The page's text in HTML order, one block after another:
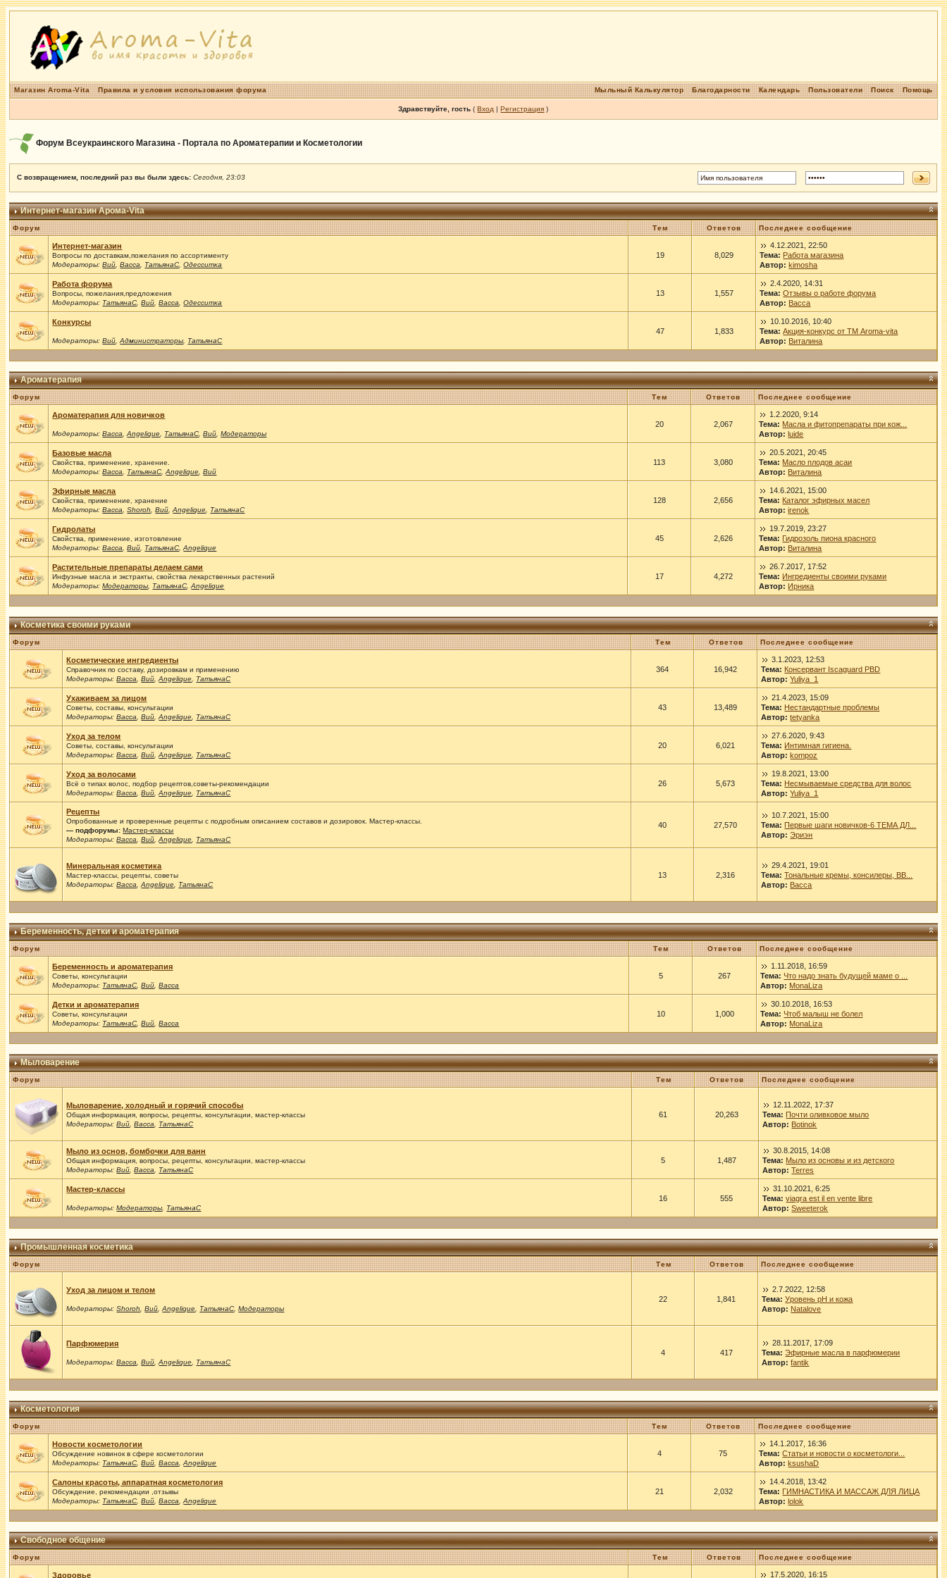
Магазин Aroma-Vita Правила и условия использования форума Помощь
Поиск
Пользователи
Календарь
Благодарности
Мыльный Калькулятор
Здравствуйте, гость (Вход |Регистрация )
Форум Всеукраинского Магазина - Портала по Ароматерапии и Косметологии
С возвращением, последний раз вы были здесь:Сегодня, 23:03
Интернет-магазин Арома-Vita
Форум Тем Ответов Последнее сообщение
Интернет-магазин
Вопросы по доставкам,пожелания по ассортименту
Модераторы:Вий ,Васса ТатьянаС ,Одесситка
19 8,029
4.12.2021, 22:50
Тема: Работа магазина
Автор: kimosha
Работа форума
Вопросы, пожелания,предложения
Модераторы: ТатьянаС ,Вий ,Васса ,Одесситка
13 1,557
2.4.2020, 14:31
Тема: Отзывы о работе форума
Автор: Васса
Конкурсы
Модераторы:Вий ,Администраторы ТатьянаС
47 1,833
10.10.2016, 10:40
Тема: Акция-конкурс от ТМ Aroma-vita
Автор: Виталина
Ароматерапия
Форум Тем Ответов Последнее сообщение
Ароматерапия для новичков
Модераторы:Васса ,Angelique ТатьянаС ,Вий ,Модераторы
20 2,067
1.2.2020, 9:14
Тема: Масла и фитопрепараты при кож...
Автор: luide
Базовые масла
Свойства, применение, хранение.
Модераторы:Васса ТатьянаС ,Angelique ,Вий
113 3,080
20.5.2021, 20:45
Тема: Масло плодов асаи
Автор: Виталина
Эфирные масла
Свойства, применение, хранение
Модераторы:Васса ,Shoroh ,Вий ,Angelique ТатьянаС
128 2,656
14.6.2021, 15:00
Тема: Каталог эфирных масел
Автор: irenok
Гидролаты
Свойства, применение, изготовление
Модераторы:Васса ,Вий ТатьянаС ,Angelique
45 2,626
19.7.2019, 23:27
Тема: Гидрозоль пиона красного
Автор: Виталина
Растительные препараты делаем сами
Инфузные масла и экстракты, свойства лекарственных растений
Модераторы:Модераторы ТатьянаС ,Angelique
17 4,272
26.7.2017, 17:52
Тема: Ингредиенты своими руками
Автор: Ирника
Косметика своими руками
Форум Тем Ответов Последнее сообщение
Косметические ингредиенты
Справочник по составу, дозировкам и применению
Модераторы:Васса ,Вий ,Angelique ТатьянаС
364 16,942
3.1.2023, 12:53
Тема: Консервант Iscaguard PBD
Автор: Yuliya_1
Ухаживаем за лицом
Советы, составы, консультации
Модераторы:Васса ,Вий ,Angelique ТатьянаС
43 13,489
21.4.2023, 15:09
Тема: Нестандартные проблемы
Автор: tetyanka
Уход за телом
Советы, составы, консультации
Модераторы:Васса ,Вий ,Angelique ТатьянаС
20 6,021
27.6.2020, 9:43
Тема: Интимная гигиена.
Автор: kompoz
Уход за волосами
Всё о типах волос, подбор рецептов,советы-рекомендации
Модераторы:Васса ,Вий ,Angelique ТатьянаС
26 5,673
19.8.2021, 13:00
Тема: Несмываемые средства для волос
Автор: Yuliya_1
Рецепты
Опробованные и проверенные рецепты с подробным описанием составов и дозировок. Мастер-классы.
— подфорумы: Мастер-классы
Модераторы:Васса ,Вий ,Angelique ТатьянаС
40 27,570
10.7.2021, 15:00
Тема: Первые шаги новичков-6 ТЕМА ДЛ...
Автор: Эриэн
Минеральная косметика
Мастер-классы, рецепты, советы
Модераторы:Васса ,Angelique ТатьянаС
13 2,316
29.4.2021, 19:01
Тема: Тональные кремы, консилеры, ВВ...
Автор: Васса
Беременность, детки и ароматерапия
Форум Тем Ответов Последнее сообщение
Беременность и ароматерапия
Советы, консультации
Модераторы: ТатьянаС ,Вий ,Васса
5 267
1.11.2018, 16:59
Тема: Что надо знать будущей маме о ...
Автор: MonaLiza
Детки и ароматерапия
Советы, консультации
Модераторы: ТатьянаС ,Вий ,Васса
10 1,000
30.10.2018, 16:53
Тема: Чтоб малыш не болел
Автор: MonaLiza
Мыловарение
Форум Тем Ответов Последнее сообщение
Мыловарение, холодный и горячий способы
Общая информация, вопросы, рецепты, консультации, мастер-классы
Модераторы:Вий ,Васса ТатьянаС
61 20,263
12.11.2022, 17:37
Тема: Почти оливковое мыло
Автор: Botinok
Мыло из основ, бомбочки для ванн
Общая информация, вопросы, рецепты, консультации, мастер-классы
Модераторы:Вий ,Васса ТатьянаС
5 1,487
30.8.2015, 14:08
Тема: Мыло из основы и из детского
Автор: Terres
Мастер-классы
Модераторы:Модераторы ТатьянаС
16 555
31.10.2021, 6:25
Тема: viagra est il en vente libre
Автор: Sweeterok
Промышленная косметика
Форум Тем Ответов Последнее сообщение
Уход за лицом и телом
Модераторы:Shoroh ,Вий ,Angelique ТатьянаС ,Модераторы
22 1,841
2.7.2022, 12:58
Тема: Уровень рН и кожа
Автор: Natalove
Парфюмерия
Модераторы:Васса ,Вий ,Angelique ТатьянаС
4 417
28.11.2017, 17:09
Тема: Эфирные масла в парфюмерии
Автор: fantik
Косметология
Форум Тем Ответов Последнее сообщение
Новости косметологии
Обсуждение новинок в сфере косметологии
Модераторы: ТатьянаС ,Вий ,Васса ,Angelique
4 75
14.1.2017, 16:36
Тема: Статьи и новости о косметологи...
Автор: ksushaD
Салоны красоты, аппаратная косметология
Обсуждение, рекомендации ,отзывы
Модераторы: ТатьянаС ,Вий ,Васса ,Angelique
21 2,032
14.4.2018, 13:42
Тема: ГИМНАСТИКА И МАССАЖ ДЛЯ ЛИЦА
Автор: lolok
Свободное общение
Форум Тем Ответов Последнее сообщение
Здоровье 17.5.2020, 16:15